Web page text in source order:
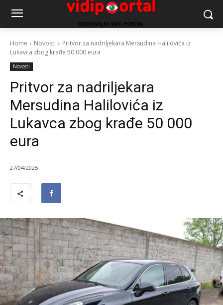
Home Novosti
Pritvor za nadriljekara Mersudina Halilovića iz
Lukavca zbog krađe 50 000 eura
Novosti
Pritvor za nadriljekara
Mersudina Halilovića iz
Lukavca zbog krađe 50 000
eura
27/04/2025